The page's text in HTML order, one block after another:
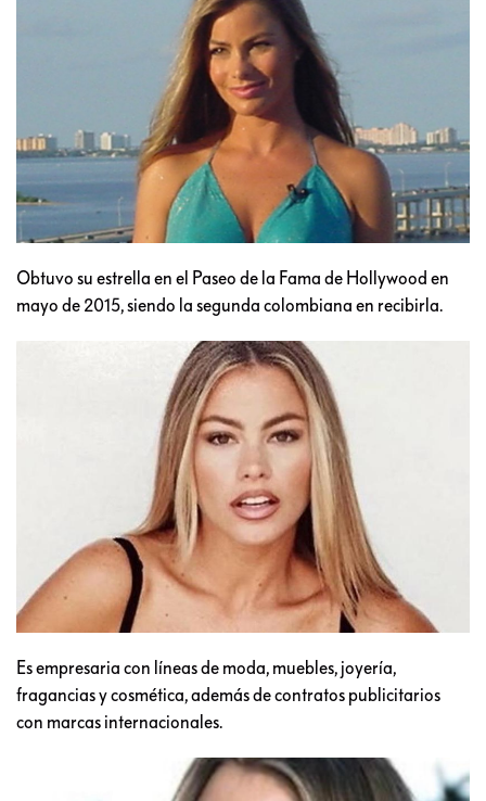
Obtuvo su estrella en el Paseo de la Fama de Hollywood en
mayo de 2015, siendo la segunda colombiana en recibirla.
Es empresaria con líneas de moda, muebles, joyería,
fragancias y cosmética, además de contratos publicitarios
con marcas internacionales.